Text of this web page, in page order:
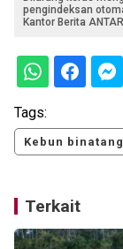
pengindeksan
Kantor Berita
Tags:
Kebun binatang
Terkait